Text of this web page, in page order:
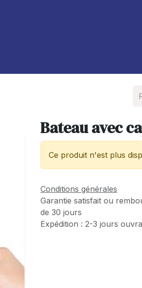
Bateau avec
Ce produit n'est plus
Conditions générales
Garantie satisfait ou
de 30 jours
Expédition : 2-3 jours